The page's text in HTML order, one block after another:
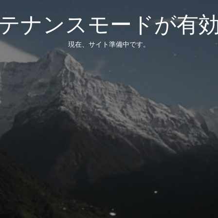
ナンスモードが有
現在、サイト準備中です。